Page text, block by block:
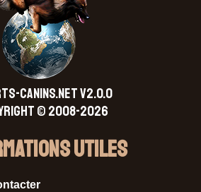
CANINS.NET V2.0.0
© 2008-2026
Utiles